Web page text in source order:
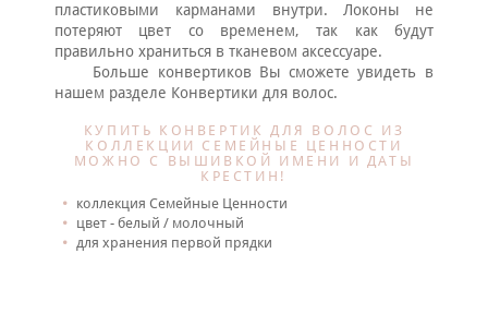
пластиковыми карманами внутри. Локоны не
потеряют цвет со временем, так как будут
правильно храниться в тканевом аксессуаре.
Больше конвертиков Вы сможете увидеть в
нашем разделе Конвертики для волос.
КУПИТЬ КОНВЕРТИК ДЛЯ ВОЛОС ИЗ
КОЛЛЕКЦИИ СЕМЕЙНЫЕ ЦЕННОСТИ
МОЖНО С ВЫШИВКОЙ ИМЕНИ И ДАТЫ
КРЕСТИН!
коллекция Семейные Ценности
цвет - белый / молочный
для хранения первой прядки